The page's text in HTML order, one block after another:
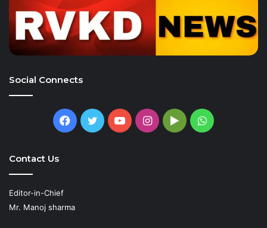
Social Connects
Facebook
TwitterYouTubeInstagram
GoogleWhatsApp
Contact Us
Editor-in-Chief
Mr. Manoj sharma